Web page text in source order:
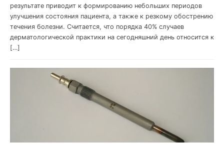
результате приводит к формированию небольших периодов
улучшения состояния пациента, а также к резкому обострению
течения болезни. Считается, что порядка 40% случаев
дерматологической практики на сегодняшний день относится к
[…]